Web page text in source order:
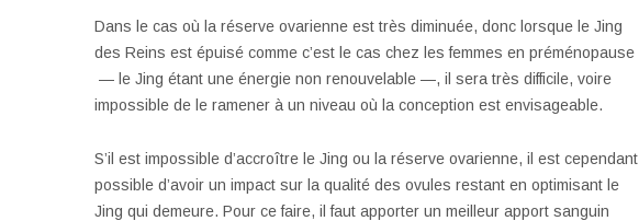
Dans le cas où la réserve ovarienne est très diminuée, donc lorsque le Jing
des Reins est épuisé comme c’est le cas chez les femmes en préménopause
— le Jing étant une énergie non renouvelable —, il sera très difficile, voire
impossible de le ramener à un niveau où la conception est envisageable.
S’il est impossible d’accroître le Jing ou la réserve ovarienne, il est cependant
possible d’avoir un impact sur la qualité des ovules restant en optimisant le
Jing qui demeure. Pour ce faire, il faut apporter un meilleur apport sanguin